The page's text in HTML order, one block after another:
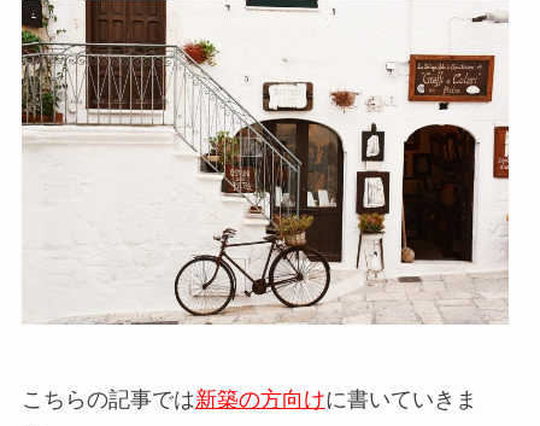
こちらの記事では新築の方向けに書いていきま